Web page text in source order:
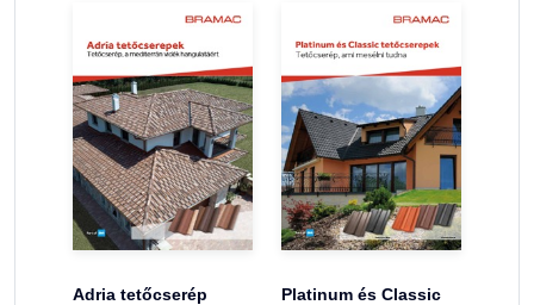
Adria tetőcserép
Platinum és Classic